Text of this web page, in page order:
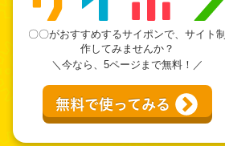
〇〇がおすすめするサイポンで、サイト制
作してみませんか？
＼今なら、5ページまで無料！／
無料で使ってみる